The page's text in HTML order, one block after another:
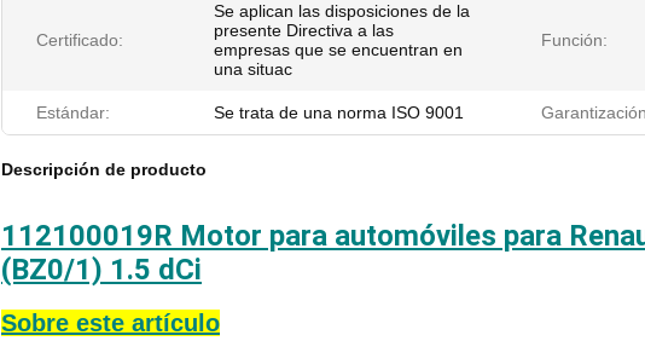
Certificado:
Se aplican las disposiciones de la
presente Directiva a las
empresas que se encuentran en
una situac
Función:
Estándar: Se trata de una norma ISO 9001
Descripción de producto
112100019R Motor para automóviles para
(BZ0/1) 1.5 dCi
Sobre este artículo